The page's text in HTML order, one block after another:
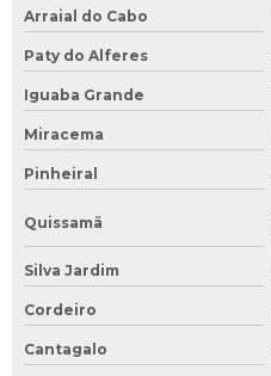
Arraial do Cabo
Paty do Alferes
Iguaba Grande
Miracema
Pinheiral
Quissamã
Silva Jardim
Cordeiro
Cantagalo